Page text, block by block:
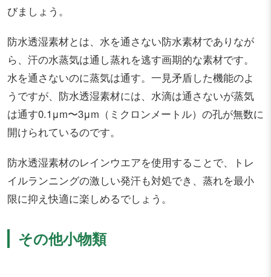
びましょう。
防水透湿素材とは、水を通さない防水素材でありなが
ら、汗の水蒸気は通し蒸れを逃す画期的な素材です。
水を通さないのに蒸気は通す。一見矛盾した機能のよ
うですが、防水透湿素材には、水滴は通さないが蒸気
は通す0.1μm〜3μm（ミクロンメートル）の孔が無数に
開けられているのです。
防水透湿素材のレインウエアを使用することで、トレ
イルランニングの激しい発汗も対処でき、蒸れを最小
限に抑え快適に楽しめるでしょう。
その他小物類